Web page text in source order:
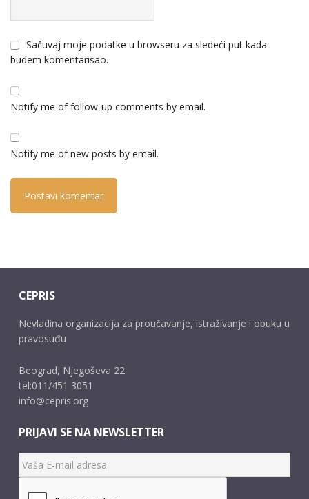
Sačuvaj moje podatke u browseru za sledeći put kada
budem komentarisao.
Notify me of follow-up comments by email.
Notify me of new posts by email.
CEPRIS
Nevladina organizacija za proučavanje, istraživanje i obuku u
pravosuđu
Beograd, Njegoševa 22
tel:011/451 3051
info@cepris.org
PRIJAVI SE NA NEWSLETTER